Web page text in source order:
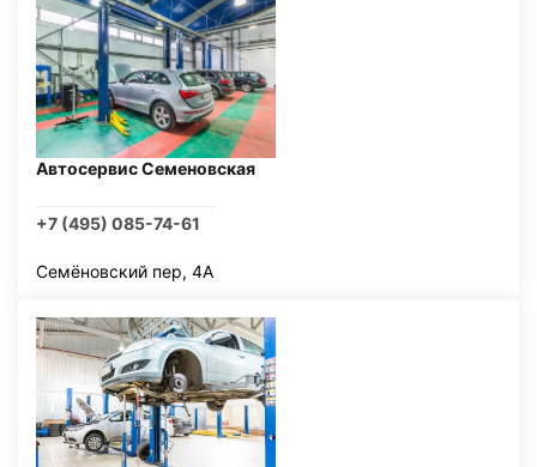
Автосервис Семеновская
+7 (495) 085-74-61
Семёновский пер, 4А